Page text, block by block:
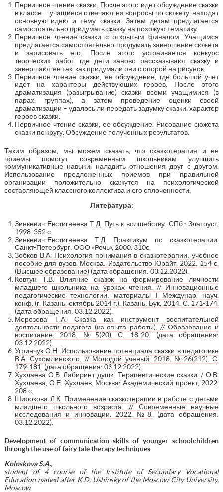
Первичное чтение сказки. После этого идет обсуждение сказки
в классе – учащиеся отвечают на вопросы по сюжету, находят
основную идею и тему сказки. Затем детям предлагается
самостоятельно придумать сказку на похожую тематику.
Первичное чтение сказки с открытым финалом. Учащимся
предлагается самостоятельно продумать завершение сюжета
и зарисовать его. После этого устраивается конкурс
творческих работ, где дети заново рассказывают сказку и
завершают ее так, как придумали они с опорой на рисунок.
Первичное чтение сказки, ее обсуждение, где большой учет
идет на характеры действующих героев. После этого
драматизация (разыгрывание) сказки всеми учащимися (в
парах, группах), а затем проведение оценки своей
драматизации – удалось ли передать задумку сказки, характер
героев сказки.
Первичное чтение сказки, ее обсуждение. Рисование сюжета
сказки по кругу. Обсуждение полученных результатов.
Таким образом, мы можем сказать, что сказкотерапия и ее
приемы помогут современным школьникам улучшить
коммуникативные навыки, наладить отношения друг с другом.
Использование предложенных приемов при правильной
организации положительно скажутся на психологической
составляющей классного коллектива и его сплоченности.
Литература:
Зинкевич-Евстигнеева Т.Д. Путь к волшебству. СПб.: Златоуст,
1998. 352 с.
Зинкевич-Евстигнеева Т.Д. Практикум по сказкотерапии.
Санкт-Петербург: ООО «Речь», 2000. 310с.
Зобков В.А. Психология понимания в сказкотерапии: учебное
пособие для вузов. Москва: Издательство Юрайт, 2022. 154 с.
(Высшее образование)(дата обращения: 03.12.2022).
Ковтун Т.В. Влияние сказок на формирование личности
младшего школьника на уроках чтения. // Инновационные
педагогические технологии: материалы I Междунар. науч.
конф. (г. Казань, октябрь 2014 г.). Казань: Бук, 2014. С. 171-174.
(дата обращения: 03.12.2022).
Морозова Т.А. Сказка как инструмент воспитательной
деятельности педагога (из опыта работы). // Образование и
воспитание. 2018. №5(20). С. 18-20.
(дата обращения:
03.12.2022).
Угринчук О.Н. Использование потенциала сказки в педагогике
В.А. Сухомлинского. // Молодой ученый. 2018. №26(212). С.
179-181. (дата обращения: 03.12.2022).
Хухлаева О.В. Лабиринт души. Терапевтические сказки. / О.В.
Хухлаева, О.Е. Хухлаев. Москва: Академический проект, 2022.
208 с.
Широкова Л.К. Применение сказкотерапии в работе с детьми
младшего школьного возраста. // Современные научные
исследования и инновации. 2022. №8.
(дата обращения:
03.12.2022).
Development of communication skills of younger schoolchildren
through the use of fairy tale therapy techniques
Koloskova S.A.,
student of 4 course of the Institute of Secondary Vocational
Education named after K.D. Ushinsky of the Moscow City University,
Moscow